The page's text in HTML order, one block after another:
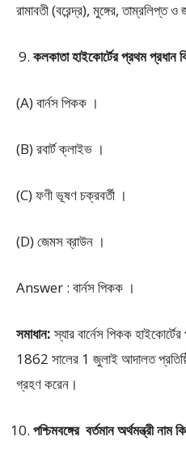
রামাবতী (বরেন্দ্র), মুঙ্গের, তাম্রলিপ্ত ও
কলকাতা হাইকোর্টের প্রথম প্রধান
(A) বার্নস পিকক ।
(B) রবার্ট ক্লাইভ ।
(C) ফণী ভূষণ চক্রবর্তী ।
(D) জেমস ব্রাউন ।
Answer : বার্নস পিকক ।
সমাধান:স্যার বার্নেস পিকক
1862 সালের 1 জুলাই আদালত
গ্রহণ করেন।
পশ্চিমবঙ্গের বর্তমান অর্থমন্ত্রী নাম